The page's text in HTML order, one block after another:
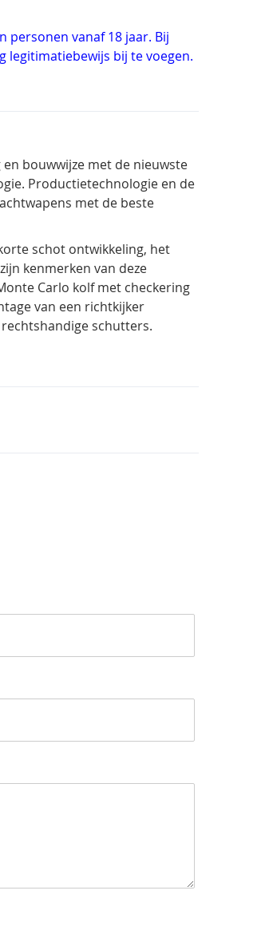
personen vanaf 18 jaar. Bij
legitimatiebewijs bij te voegen.
bouwwijze met de nieuwste
Productietechnologie en de
met de beste
schot ontwikkeling, het
kenmerken van deze
Carlo kolf met checkering
van een richtkijker
schutters.